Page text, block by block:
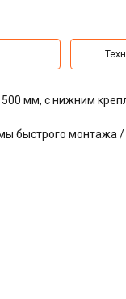
мм, с нижним
быстрого монтажа /